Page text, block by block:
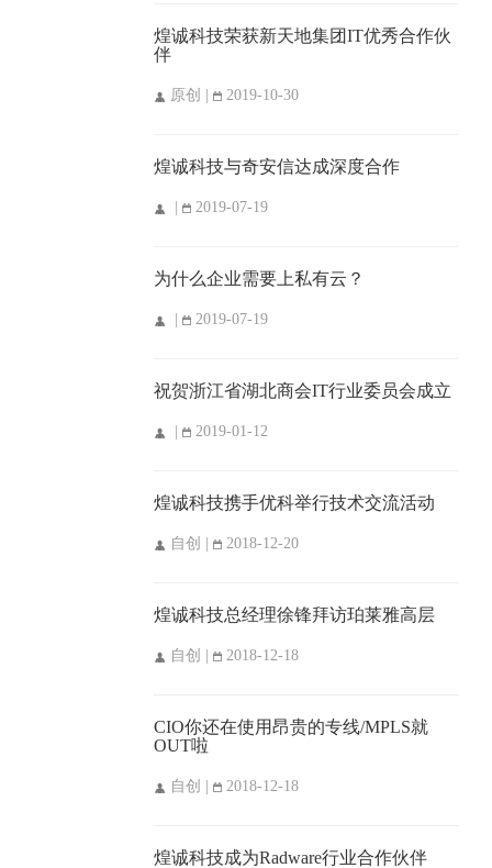
煌诚科技荣获新天地集团IT优秀合作伙
伴
原创 | 2019-10-30
煌诚科技与奇安信达成深度合作
| 2019-07-19
为什么企业需要上私有云？
| 2019-07-19
祝贺浙江省湖北商会IT行业委员会成立
| 2019-01-12
煌诚科技携手优科举行技术交流活动
自创 | 2018-12-20
煌诚科技总经理徐锋拜访珀莱雅高层
自创 | 2018-12-18
CIO你还在使用昂贵的专线/MPLS就
OUT啦
自创 | 2018-12-18
煌诚科技成为Radware行业合作伙伴